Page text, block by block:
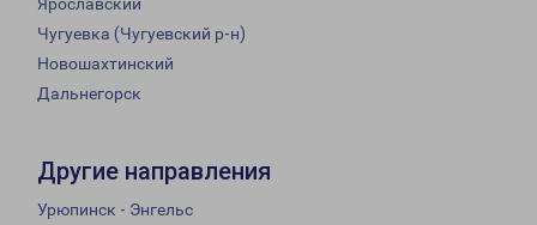
Ярославский
Чугуевка (Чугуевский р-н)
Новошахтинский
Дальнегорск
Другие направления
Урюпинск - Энгельс